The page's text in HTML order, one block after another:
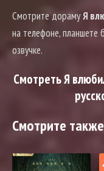
Смотрите дорамуЯ
на телефоне, планшете
озвучке.
Смотреть Я
Смотрите